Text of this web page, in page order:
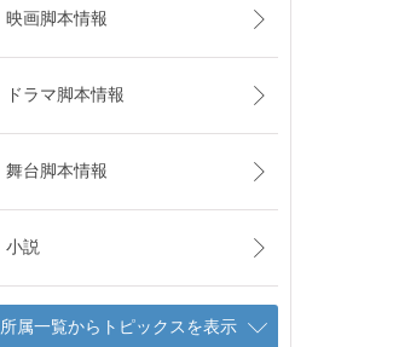
映画脚本情報
ドラマ脚本情報
舞台脚本情報
小説
所属一覧からトピックスを表示